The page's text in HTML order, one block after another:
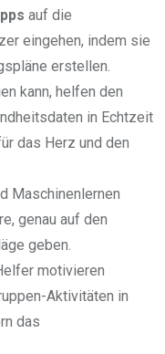
auf die
eingehen, indem sie
erstellen.
kann, helfen den
in Echtzeit
das Herz und den
Maschinenlernen
genau auf den
geben.
motivieren
Aktivitäten in
das